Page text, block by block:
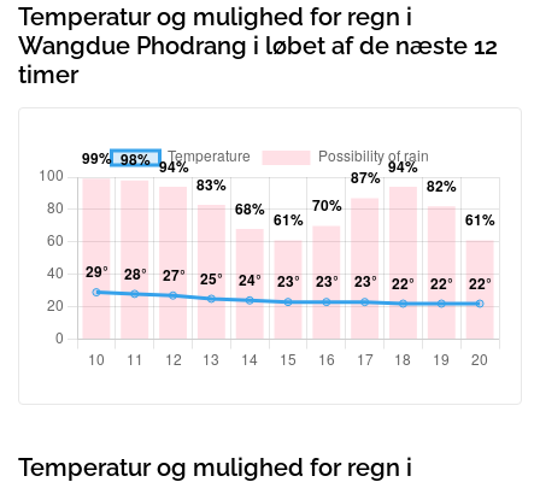
Temperatur og mulighed for regn i
Wangdue Phodrang i løbet af de næste 12
timer
Temperatur og mulighed for regn i